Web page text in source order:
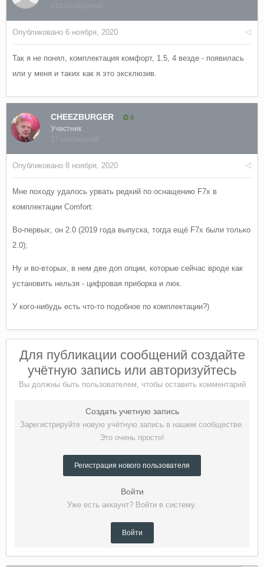
210 сообщений
Опубликовано 6 ноября, 2020
Так я не понял, комплектация комфорт, 1.5, 4 везде - появилась
или у меня и таких как я это эксклюзив.
CHEEZBURGER 8
Участник
17 сообщений
Опубликовано 8 ноября, 2020
Мне походу удалось урвать редкий по оснащению F7x в
комплектации Comfort:
Во-первых, он 2.0 (2019 года выпуска, тогда ещё F7x были только
2.0);
Ну и во-вторых, в нем две доп опции, которые сейчас вроде как
установить нельзя - цифровая приборка и люк.
У кого-нибудь есть что-то подобное по комплектации?)
Для публикации сообщений создайте
учётную запись или авторизуйтесь
Вы должны быть пользователем, чтобы оставить комментарий
Создать учетную запись
Зарегистрируйте новую учётную запись в нашем сообществе.
Это очень просто!
Регистрация нового пользователя
Войти
Уже есть аккаунт? Войти в систему.
Войти